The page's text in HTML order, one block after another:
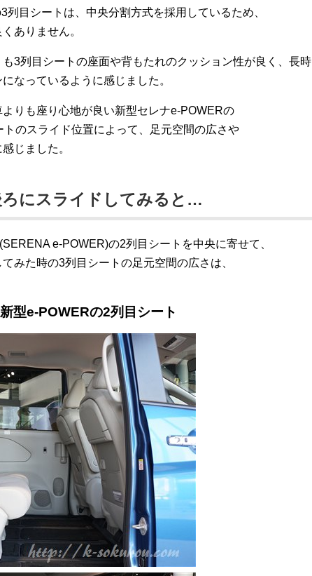
列目シートは、中央分割方式を採用しているため、
ありません。
3列目シートの座面や背もたれのクッション性が良く、長時
なっているように感じました。
りも座り心地が良い新型セレナe-POWERの
のスライド位置によって、足元空間の広さや
じました。
にスライドしてみると…
e-POWER)の2列目シートを中央に寄せて、
みた時の3列目シートの足元空間の広さは、
型e-POWERの2列目シート